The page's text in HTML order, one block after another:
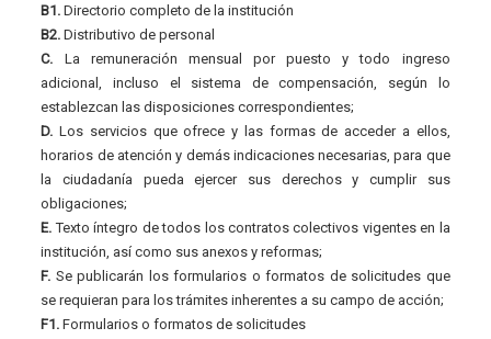
B1. Directorio completo de la institución
B2. Distributivo de personal
C. La remuneración mensual por puesto y todo ingreso
adicional, incluso el sistema de compensación, según lo
establezcan las disposiciones correspondientes;
D. Los servicios que ofrece y las formas de acceder a ellos,
horarios de atención y demás indicaciones necesarias, para que
la ciudadanía pueda ejercer sus derechos y cumplir sus
obligaciones;
E. Texto íntegro de todos los contratos colectivos vigentes en la
institución, así como sus anexos y reformas;
F. Se publicarán los formularios o formatos de solicitudes que
se requieran para los trámites inherentes a su campo de acción;
F1. Formularios o formatos de solicitudes